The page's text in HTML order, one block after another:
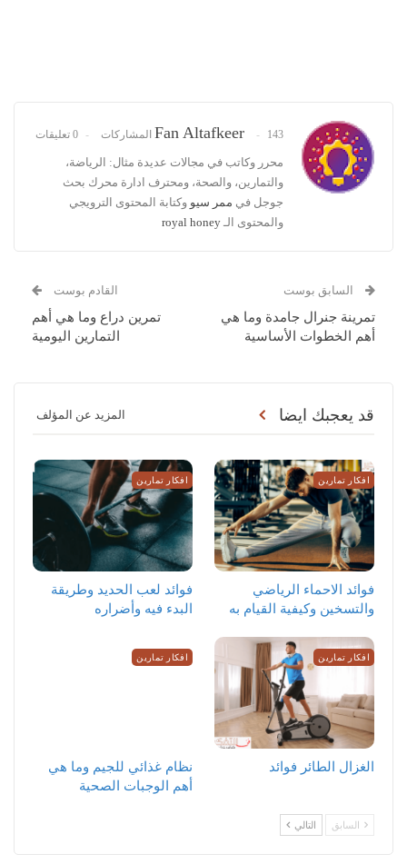
Fan Altafkeer 143 المشاركات 0 تعليقات
محرر وكاتب في مجالات عديدة مثال: الرياضة،
والتمارين، والصحة، ومحترف ادارة محرك بحث
جوجل في ممر سيو وكتابة المحتوى الترويجي
والمحتوى الـ royal honey
السابق بوست
تمرينة جنرال جامدة وما هي
أهم الخطوات الأساسية
القادم بوست
تمرين دراع وما هي أهم
التمارين اليومية
قد يعجبك ايضا المزيد عن المؤلف
افكار تمارين
‏فوائد الاحماء الرياضي
والتسخين وكيفية القيام به
افكار تمارين
فوائد لعب الحديد وطريقة
البدء فيه وأضراره
افكار تمارين
الغزال الطائر فوائد
افكار تمارين
نظام غذائي للجيم وما هي
أهم الوجبات الصحية
السابق التالي